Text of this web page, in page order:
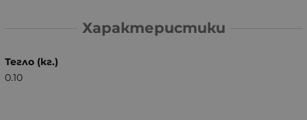
Характеристики
Тегло (кг.)
0.10